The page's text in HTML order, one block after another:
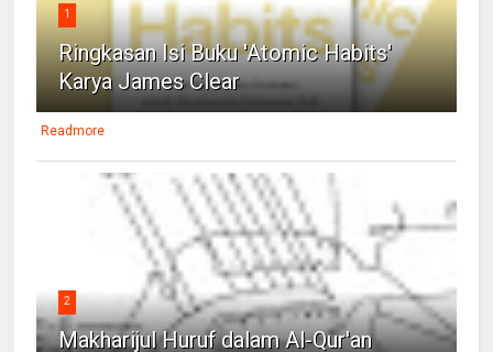
1
Ringkasan Isi Buku 'Atomic Habits'
Karya James Clear
Readmore
2
Makharijul Huruf dalam Al-Qur'an